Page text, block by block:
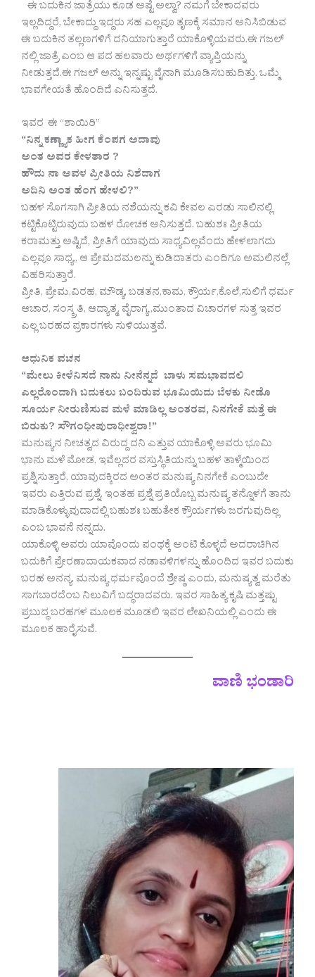
ಈ ಬದುಕಿನ ಜಾತ್ರೆಯು ಕೂಡ ಅಷ್ಟೆ ಅಲ್ವಾ? ನಮಗೆ ಬೇಕಾದವರು
ಇಲ್ಲದಿದ್ದರೆ, ಬೇಕಾದ್ದು ಇದ್ದರು ಸಹ ಎಲ್ಲವೂ ತೃಣಕ್ಕೆ ಸಮಾನ ಅನಿಸಿಬಿಡುವ
ಈ ಬದುಕಿನ ತಲ್ಲಣಗಳಿಗೆ ದನಿಯಾಗುತ್ತಾರೆ ಯಾಕೊಳ್ಳಿಯವರು.ಈ ಗಜಲ್
ನಲ್ಲಿ ಜಾತ್ರೆ ಎಂಬ ಆ ಪದ ಹಲವಾರು ಅರ್ಥಗಳಿಗೆ ವ್ಯಾಪ್ತಿಯನ್ನು
ನೀಡುತ್ತದೆ.ಈ ಗಜಲ್ ಅನ್ನು ಇನ್ನಷ್ಟು ವೈನಾಗಿ‌ ಮೂಡಿಸಬಹುದಿತ್ತು. ಒಮ್ಮೆ
ಭಾವಗೇಯತೆ ಹೊಂದಿದೆ ಎನಿಸುತ್ತದೆ.
ಇವರ ಈ “ಶಾಯಿರಿ”
“ನಿನ್ನ‌ ಕಣ್ಣ್ಯಾಕ ಹೀಗ ಕೆಂಪಗ ಅದಾವು
ಅಂತ ಅವರ ಕೇಳತಾರ ?
ಹೌದು ನಾ ಅವಳ‌ ಪ್ರೀತಿಯ ನಿಶೆದಾಗ
ಅದಿನಿ ಅಂತ ಹೆಂಗ ಹೇಳಲಿ?”
ಬಹಳ ಸೊಗಸಾಗಿ ಪ್ರೀತಿಯ ನಶೆಯನ್ನು ಕವಿ ಕೇವಲ ಎರಡು ಸಾಲಿನಲ್ಲಿ
ಕಟ್ಟಿಕೊಟ್ಟಿರುವುದು ಬಹಳ ರೋಚಕ ಅನಿಸುತ್ತದೆ. ಬಹುಶಃ ಪ್ರೀತಿಯ
ಕರಾಮತ್ತು ಅಷ್ಟಿದೆ, ಪ್ರೀತಿಗೆ ಯಾವುದು ಸಾಧ್ಯವಿಲ್ಲವೆಂದು ಹೇಳಲಾಗದು
ಎಲ್ಲವೂ ಸಾಧ್ಯ,, ಆ ಪ್ರೇಮದಮಲನ್ನು ಕುಡಿದಾತರು ಎಂದಿಗೂ ಅಮಲಿನಲ್ಲೆ
ವಿಹರಿಸುತ್ತಾರೆ.
ಪ್ರೀತಿ, ಪ್ರೇಮ,ವಿರಹ, ಮೌಡ್ಯ, ಬಡತನ,ಕಾಮ, ಕ್ರೌರ್ಯ,ಕೊಲೆ,ಸುಲಿಗೆ ಧರ್ಮ
ಆಚಾರ, ಸಂಸ್ಕ್ರತಿ, ಆದ್ಯಾತ್ಮ, ವೈರಾಗ್ಯ ,ಮುಂತಾದ ವಿಚಾರಗಳ ಸುತ್ತ ಇವರ
ಎಲ್ಲ ಬರಹದ ಪ್ರಕಾರಗಳು ಸುಳಿಯುತ್ತವೆ.
ಆಧುನಿಕ ವಚನ
“ಮೇಲು ಕೀಳೆನಿಸದೆ ನಾನು ನೀನೆನ್ನದೆ ಬಾಳು ಸಮಭಾವದಲಿ
ಎಲ್ಲರೊಂದಾಗಿ ಬದುಕಲು ಬಂದಿರುವ ಭೂಮಿಯಿದು ಬೆಳಕು ನೀಡೊ
ಸೂರ್ಯ ನೀರುಣಿಸುವ ಮಳೆ ಮಾಡಿಲ್ಲ ಅಂತರವ, ನಿನಗೇಕೆ ಮತ್ತೆ ಈ
ಬಿರುಕು? ಸೌಗಂಧೀಪುರಾಧೀಶ್ವರಾ!”
ಮನುಷ್ಯನ ನೀಚತ್ವದ ವಿರುದ್ದ ದನಿ ಎತ್ತುವ ಯಾಕೊಳ್ಳಿ ಅವರು ಭೂಮಿ
ಭಾನು ಮಳೆ ಮೋಡ, ಇವೆಲ್ಲದರ ವಸ್ತುಸ್ಥಿತಿಯನ್ನು ಬಹಳ ತಾಳ್ಮೆಯಿಂದ
ಪ್ರಶ್ನಿಸುತ್ತಾರೆ, ಯಾವುದಕ್ಕಿರದ ಅಂತರ ಮನುಷ್ಯ ನಿನಗೇಕೆ ಎಂಬುದೇ
ಇವರು ಎತ್ತಿರುವ ಪ್ರಶ್ನೆ. ಇಂತಹ ಪ್ರಶ್ನೆ ಪ್ರತಿಯೊಬ್ಬ ಮನುಷ್ಯ ತನ್ನೊಳಗೆ ತಾನು
ಮಾಡಿಕೊಳ್ಳುವುದಾದಲ್ಲಿ ಬಹುಶಃ ಬಹುತೇಕ ಕ್ರೌರ್ಯಗಳು ಜರಗುವುದಿಲ್ಲ
ಎಂಬ ಭಾವನೆ ನನ್ನದು.
ಯಾಕೊಳ್ಳಿ ಅವರು ಯಾವೊಂದು ಪಂಥಕ್ಕೆ ಅಂಟಿ ಕೊಳ್ಳದೆ ಅದರಾಚಿಗಿನ
ಬದುಕಿಗೆ ಪ್ರೇರಣಾದಾಯಕವಾದ ನಡಾವಳಿಗಳನ್ನು ಹೊಂದಿದ ಇವರ ಬದುಕು
ಬರಹ ಅನನ್ಯ. ಮನುಷ್ಯ ಧರ್ಮವೊಂದೆ ಶ್ರೇಷ್ಠ ಎಂದು, ಮನುಷ್ಯತ್ವ ಮರೆತು
ಸಾಗಬಾರದೆಂಬ ನಿಲುವಿಗೆ ಬದ್ಧರಾದವರು. ಇವರ ಸಾಹಿತ್ಯ ಕೃಷಿ ಮತ್ತಷ್ಟು
ಪ್ರಬುದ್ಧ ಬರಹಗಳ ಮೂಲಕ ಮೂಡಲಿ ಇವರ ಲೇಖನಿಯಲ್ಲಿ ಎಂದು ಈ
ಮೂಲಕ ಹಾರೈಸುವೆ.
ವಾಣಿ ಭಂಡಾರಿ